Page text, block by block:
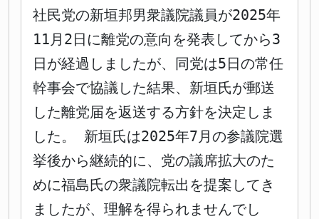
社民党の新垣邦男衆議院議員が2025年
11月2日に離党の意向を発表してから3
日が経過しましたが、同党は5日の常任
幹事会で協議した結果、新垣氏が郵送
した離党届を返送する方針を決定しま
した。 新垣氏は2025年7月の参議院選
挙後から継続的に、党の議席拡大のた
めに福島氏の衆議院転出を提案してき
ましたが、理解を得られませんでし